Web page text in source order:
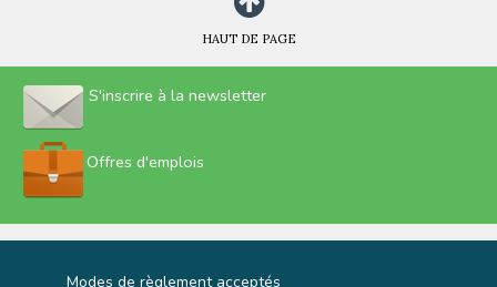
HAUT DE PAGE
S'inscrire à la newsletter
Offres d'emplois
Modes de règlement acceptés